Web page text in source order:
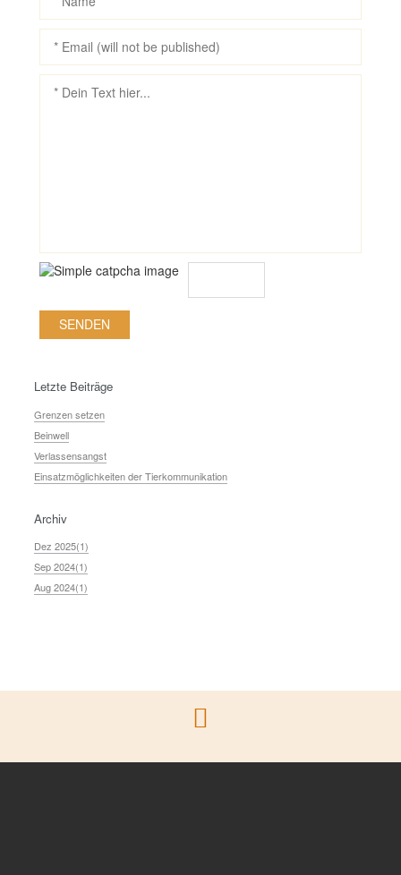
Letzte Beiträge
Grenzen setzen
Beinwell
Verlassensangst
Einsatzmöglichkeiten der Tierkommunikation
Archiv
Dez 2025(1)
Sep 2024(1)
Aug 2024(1)